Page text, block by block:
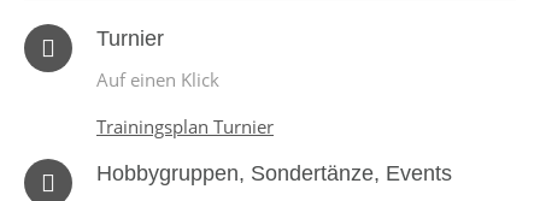
Turnier
Auf einen Klick
Trainingsplan Turnier
Hobbygruppen, Sondertänze, Events